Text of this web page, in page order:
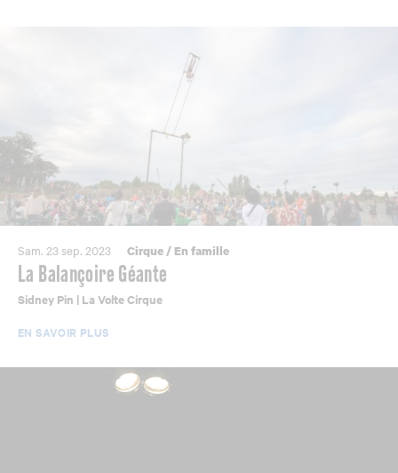
Sam. 23 sep. 2023 Cirque/ En famille
La Balançoire Géante
Sidney Pin | La Volte Cirque
EN SAVOIR PLUS